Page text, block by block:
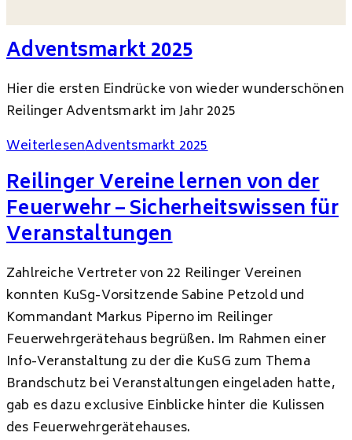
Adventsmarkt 2025
Hier die ersten Eindrücke von wieder wunderschönen
Reilinger Adventsmarkt im Jahr 2025
WeiterlesenAdventsmarkt 2025
Reilinger Vereine lernen von der
Feuerwehr – Sicherheitswissen für
Veranstaltungen
Zahlreiche Vertreter von 22 Reilinger Vereinen
konnten KuSg-Vorsitzende Sabine Petzold und
Kommandant Markus Piperno im Reilinger
Feuerwehrgerätehaus begrüßen. Im Rahmen einer
Info-Veranstaltung zu der die KuSG zum Thema
Brandschutz bei Veranstaltungen eingeladen hatte,
gab es dazu exclusive Einblicke hinter die Kulissen
des Feuerwehrgerätehauses.